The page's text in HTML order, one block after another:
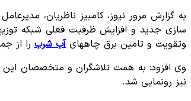
به گزارش مرور نیوز، کامبیز ناظریان، مدیرعامل
سازی جدید و افزایش ظرفیت فعلی شبکه
وتقویت و تامین برق چاههایآب شرب را از
نیز رونمایی شد.